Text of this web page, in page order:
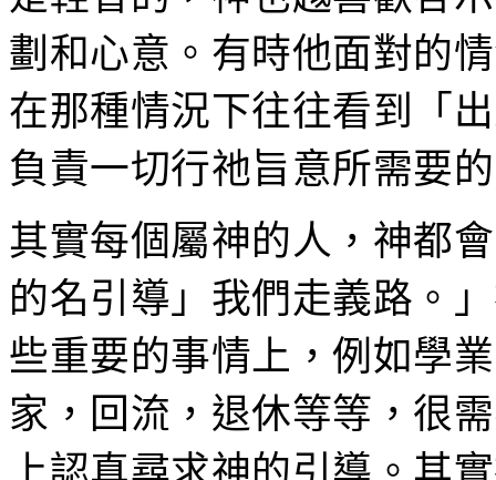
劃和心意。有時他面對的
在那種情況下往往看到「
負責一切行祂旨意所需要
其實每個屬神的人，神都
的名引導」我們走義路。
些重要的事情上，例如學
家，回流，退休等等，很